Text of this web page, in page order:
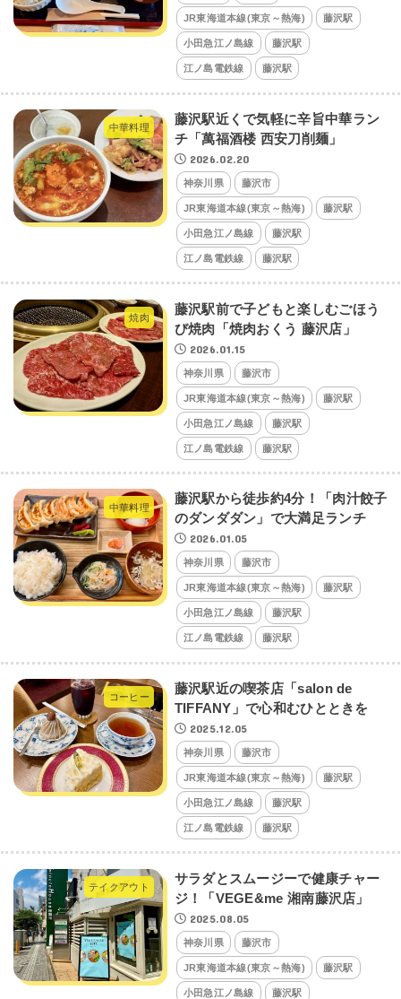
JR東海道本線(東京～熱海) 藤沢駅
小田急江ノ島線 藤沢駅
江ノ島電鉄線 藤沢駅
中華料理
藤沢駅近くで気軽に辛旨中華ラン
チ「萬福酒楼 西安刀削麺」
2026.02.20
神奈川県 藤沢市
JR東海道本線(東京～熱海) 藤沢駅
小田急江ノ島線 藤沢駅
江ノ島電鉄線 藤沢駅
焼肉
藤沢駅前で子どもと楽しむごほう
び焼肉「焼肉おくう 藤沢店」
2026.01.15
神奈川県 藤沢市
JR東海道本線(東京～熱海) 藤沢駅
小田急江ノ島線 藤沢駅
江ノ島電鉄線 藤沢駅
中華料理
藤沢駅から徒歩約4分！「肉汁餃子
のダンダダン」で大満足ランチ
2026.01.05
神奈川県 藤沢市
JR東海道本線(東京～熱海) 藤沢駅
小田急江ノ島線 藤沢駅
江ノ島電鉄線 藤沢駅
コーヒー
藤沢駅近の喫茶店「salon de
TIFFANY」で心和むひとときを
2025.12.05
神奈川県 藤沢市
JR東海道本線(東京～熱海) 藤沢駅
小田急江ノ島線 藤沢駅
江ノ島電鉄線 藤沢駅
テイクアウト
サラダとスムージーで健康チャー
ジ！「VEGE&me 湘南藤沢店」
2025.08.05
神奈川県 藤沢市
JR東海道本線(東京～熱海) 藤沢駅
小田急江ノ島線 藤沢駅